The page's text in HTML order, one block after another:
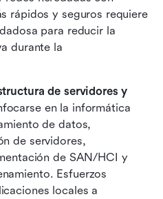
rápidos y seguros requiere
para reducir la
durante la
de servidores y
en la informática
de datos,
de servidores,
de SAN/HCI y
Esfuerzos
locales a